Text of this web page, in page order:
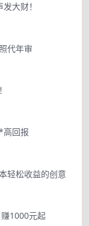
大财！
代年审
高回报
轻松收益的创意
1000元起